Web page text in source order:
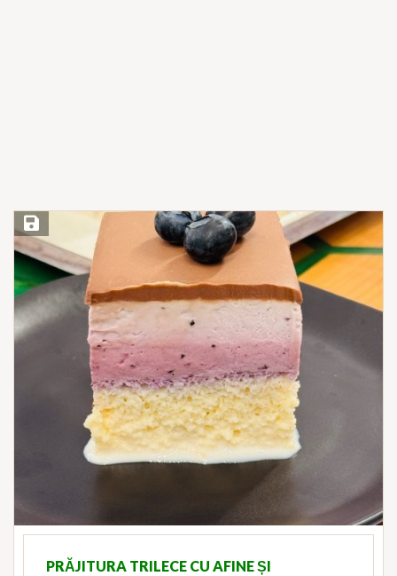
Save Recipe
PRĂJITURA TRILECE CU AFINE ȘI